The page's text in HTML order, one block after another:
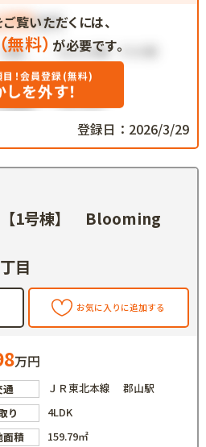
覧いただくには、
料） が必要です。
目！会員登録(無料)
しを外す！
登録日：2026/3/29
1号棟】 Blooming
目
お気に入りに追加する
万円
通
ＪＲ東北本線 郡山駅
り
4LDK
面積
159.79㎡